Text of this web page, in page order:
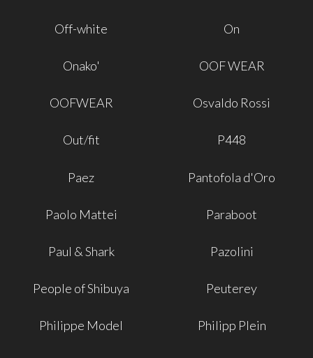
Off-white On
Onako' OOF WEAR
OOFWEAR Osvaldo Rossi
Out/fit P448
Paez Pantofola d'Oro
Paolo Mattei Paraboot
Paul & Shark Pazolini
People of Shibuya Peuterey
Philippe Model Philipp Plein